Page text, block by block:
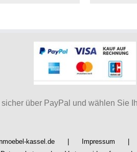
über PayPal und wählen Sie
kassel.de Impressum